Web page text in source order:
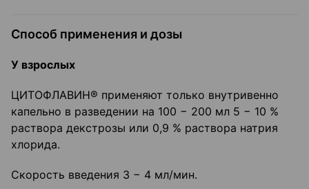
Способ применения и дозы
У взрослых
ЦИТОФЛАВИН® применяют только внутривенно
капельно в разведении на 100 − 200 мл 5 − 10 %
раствора декстрозы или 0,9 % раствора натрия
хлорида.
Скорость введения 3 − 4 мл/мин.